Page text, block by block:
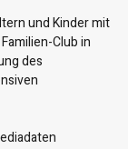
und Kinder mit
Club in
des